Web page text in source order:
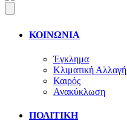
ΚΟΙΝΩΝΙΑ
Έγκλημα
Κλιματική Αλλαγή
Καιρός
Ανακύκλωση
ΠΟΛΙΤΙΚΗ